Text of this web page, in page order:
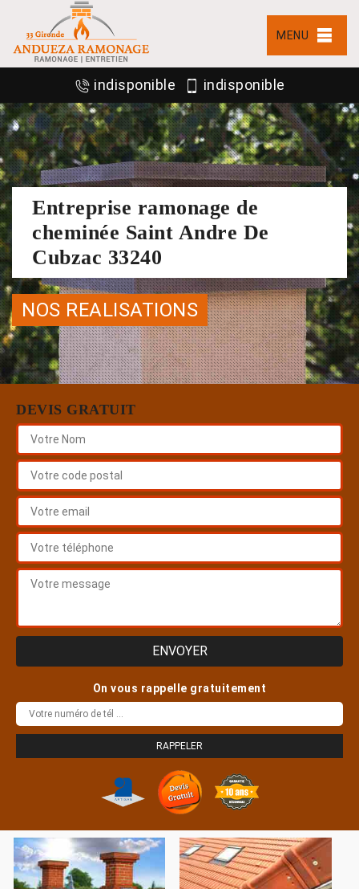
MENU
indisponible indisponible
Entreprise ramonage de
cheminée Saint Andre De
Cubzac 33240
NOS REALISATIONS
DEVIS GRATUIT
On vous rappelle gratuitement